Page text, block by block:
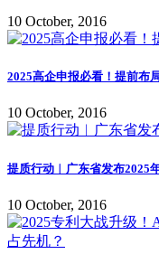
10 October, 2016
2025高企申报必看！提前布
10 October, 2016
提质行动︱广东省发布2025
10 October, 2016